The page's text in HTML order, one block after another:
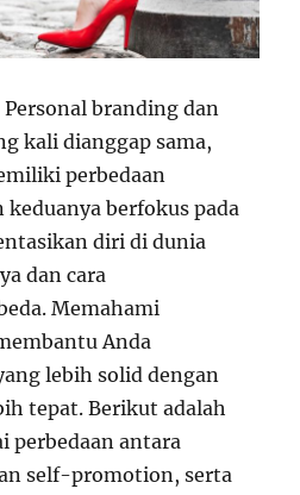
branding dan
kali dianggap sama,
perbedaan
keduanya berfokus pada
diri di dunia
dan cara
Memahami
Anda
lebih solid dengan
tepat. Berikut adalah
perbedaan antara
self-promotion, serta